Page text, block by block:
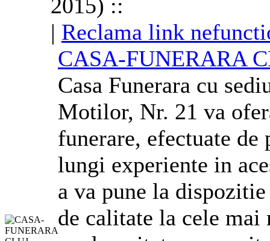
2015) ::
| Reclama link
CASA-FUNERARA
Casa Funerara cu
Motilor, Nr. 21 va
funerare, efectuate
lungi experiente in
a va pune la
de calitate la cele